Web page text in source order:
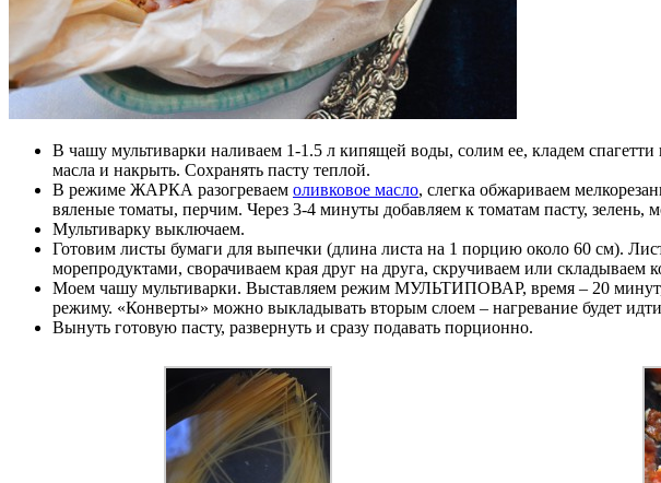
В чашу мультиварки наливаем 1-1.5 л кипящей воды, солим ее, кладем
масла и накрыть. Сохранять пасту теплой.
В режиме ЖАРКА разогреваем оливковое масло, слегка обжариваем
вяленые томаты, перчим. Через 3-4 минуты добавляем к томатам пасту, зелень,
Мультиварку выключаем.
Готовим листы бумаги для выпечки (длина листа на 1 порцию около 60 см).
морепродуктами, сворачиваем края друг на друга, скручиваем или
Моем чашу мультиварки. Выставляем режим МУЛЬТИПОВАР, время – 20 минут,
режиму. «Конверты» можно выкладывать вторым слоем – нагревание будет
Вынуть готовую пасту, развернуть и сразу подавать порционно.